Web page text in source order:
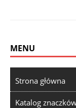
MENU
Strona główna
Katalog